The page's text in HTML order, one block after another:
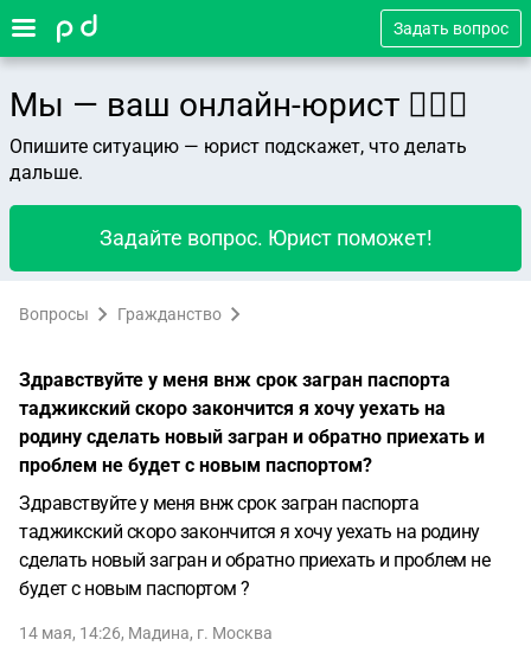
Задать вопрос
Мы — ваш онлайн-юрист 👨🏻‍⚖️
Опишите ситуацию — юрист подскажет, что делать
дальше.
Задайте вопрос. Юрист поможет!
Вопросы Гражданство
Здравствуйте у меня внж срок загран паспорта
таджикский скоро закончится я хочу уехать на
родину сделать новый загран и обратно приехать и
проблем не будет с новым паспортом?
Здравствуйте у меня внж срок загран паспорта
таджикский скоро закончится я хочу уехать на родину
сделать новый загран и обратно приехать и проблем не
будет с новым паспортом ?
14 мая, 14:26, Мадина, г. Москва